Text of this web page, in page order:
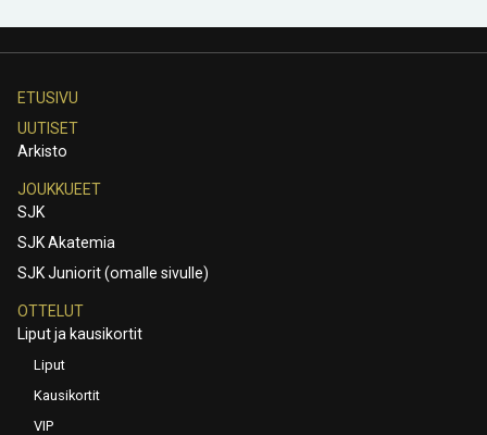
ETUSIVU
UUTISET
Arkisto
JOUKKUEET
SJK
SJK Akatemia
SJK Juniorit (omalle sivulle)
OTTELUT
Liput ja kausikortit
Liput
Kausikortit
VIP